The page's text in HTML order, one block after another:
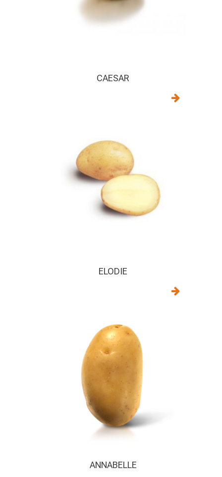
CAESAR
ELODIE
ANNABELLE